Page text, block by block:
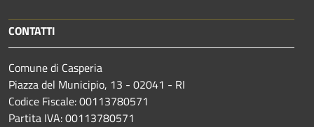
CONTATTI
Comune di Casperia
Piazza del Municipio, 13 - 02041 - RI
Codice Fiscale: 00113780571
Partita IVA: 00113780571